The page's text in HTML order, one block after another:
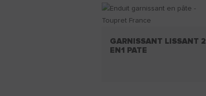
GARNISSANT LISSANT 2
EN1 PATE